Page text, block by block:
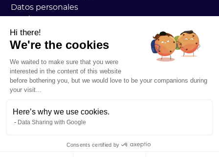
Datos personales
seguridad
Estado de los servicios
RECURSOS
Plan general de carbono
Práctica de carbono abierto
Nuestro blog
Comprenda todo sobre la huella de carbono
Entendiendo todo en CSRD
Hi there!
We're the cookies
We waited to make sure that you were
interested in the content of this website
before bothering you, but we would love to be your companions during
your visit...
Here’s why we use cookies.
Data Sharing with Google
Consents certified by